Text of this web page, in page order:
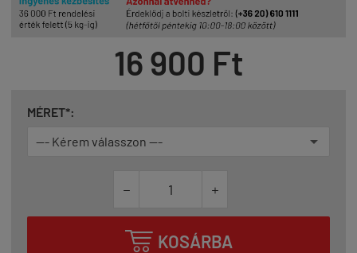
16 900 Ft
MÉRET*:
 
 KOSÁRBA